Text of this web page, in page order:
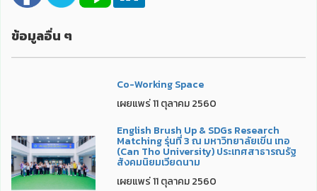
ข้อมูลอื่น ๆ
Co-Working Space
เผยแพร่ 11 ตุลาคม 2560
English Brush Up & SDGs Research
Matching รุ่นที่ 3 ณ มหาวิทยาลัยเขิ่น เทอ
(Can Tho University) ประเทศสาธารณรัฐ
สังคมนิยมเวียดนาม
เผยแพร่ 11 ตุลาคม 2560